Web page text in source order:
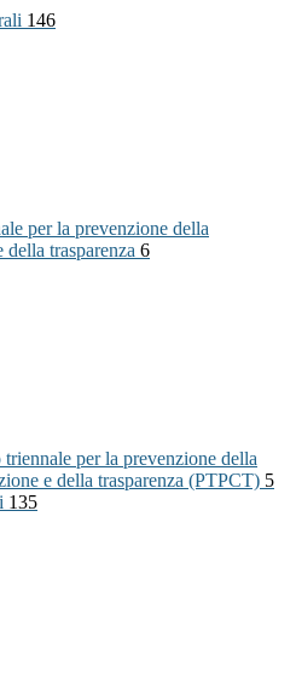
146
per la prevenzione della
della trasparenza 6
triennale per la prevenzione della
e della trasparenza (PTPCT) 5
135